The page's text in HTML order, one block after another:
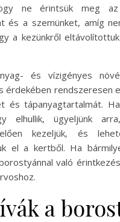
ne érintsük meg az
és a szemünket, amíg
a kezünkről
és vízigényes
érdekében rendszeresen
és tápanyagtartalmát.
elhullik, ügyeljünk
kezeljük, és
el a kertből. Ha
való
a